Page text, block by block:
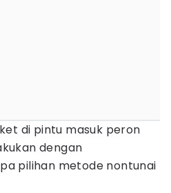
di pintu masuk peron
dengan
pilihan metode nontunai